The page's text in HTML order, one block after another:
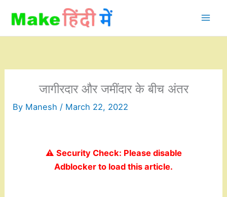
content
जागीरदार और जमींदार के बीच अंतर
By Manesh / March 22, 2022
⚠️ Security Check: Please disable
Adblocker to load this article.